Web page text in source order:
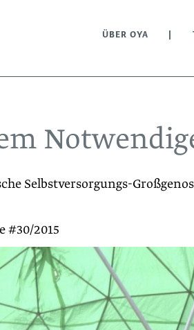
ÜBER OYA
Selbstversorgungs-­
#30/2015